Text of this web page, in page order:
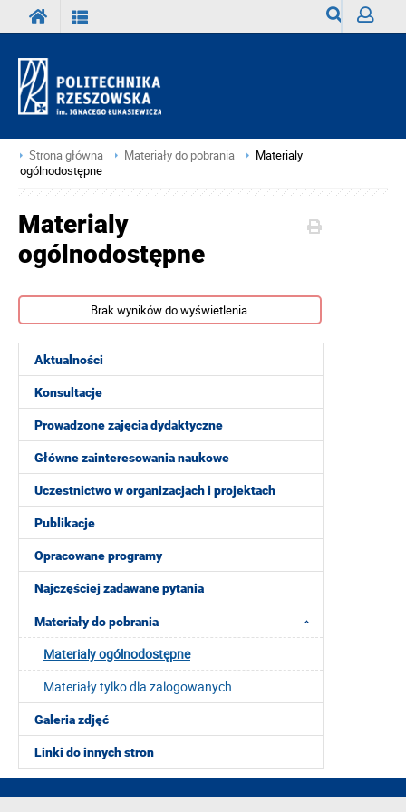
Strona główna Materiały do pobrania
Materialy
ogólnodostępne
Aktualności
Konsultacje
Prowadzone zajęcia dydaktyczne
Główne zainteresowania naukowe
Uczestnictwo w organizacjach i projektach
Publikacje
Opracowane programy
Najczęściej zadawane pytania
Materiały do pobrania
Materialy ogólnodostępne
Materiały tylko dla zalogowanych
Galeria zdjęć
Linki do innych stron
Materialy
ogólnodostępne
Brak wyników do wyświetlenia.